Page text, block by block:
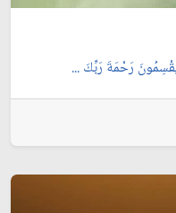
رَحْمَةَ رَبِّكَ ...